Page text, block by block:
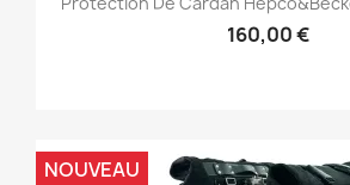
160,00 €
NOUVEAU